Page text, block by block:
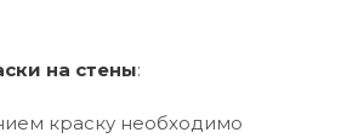
на стены:
краску необходимо